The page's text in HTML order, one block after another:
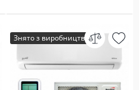
Знято з виробництва